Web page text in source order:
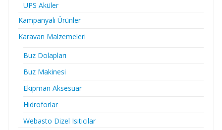
UPS Aküler
Kampanyalı Ürünler
Karavan Malzemeleri
Buz Dolapları
Buz Makinesi
Ekipman Aksesuar
Hidroforlar
Webasto Dizel Isıtıcılar